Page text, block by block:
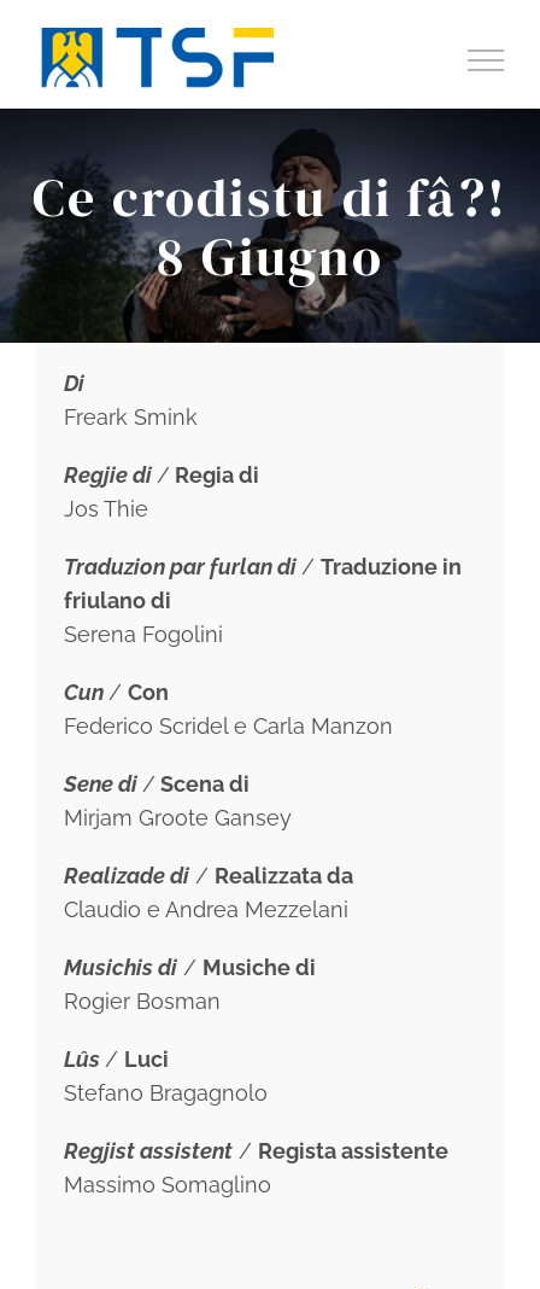
contenuto
Ce crodistu di fâ?!
8 Giugno
Di
Freark Smink
Regjie di / Regia di
Jos Thie
Traduzion par furlan di / Traduzione in
friulano di
Serena Fogolini
Cun / Con
Federico Scridel e Carla Manzon
Sene di / Scena di
Mirjam Groote Gansey
Realizade di/ Realizzata da
Claudio e Andrea Mezzelani
Musichis di/ Musiche di
Rogier Bosman
Lûs / Luci
Stefano Bragagnolo
Regjist assistent/ Regista assistente
Massimo Somaglino